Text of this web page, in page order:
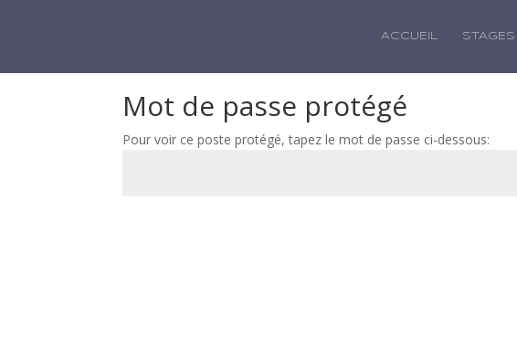
ACCUEIL STAGES
Mot de passe protégé
Pour voir ce poste protégé, tapez le mot de passe ci-dessous: